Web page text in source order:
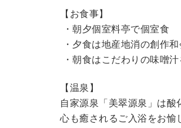
【お食事】
・朝夕個室料亭で個室食
・夕食は地産地消の創作
・朝食はこだわりの味噌
【温泉】
自家源泉「美翠源泉」は
心も癒されるご入浴をお愉